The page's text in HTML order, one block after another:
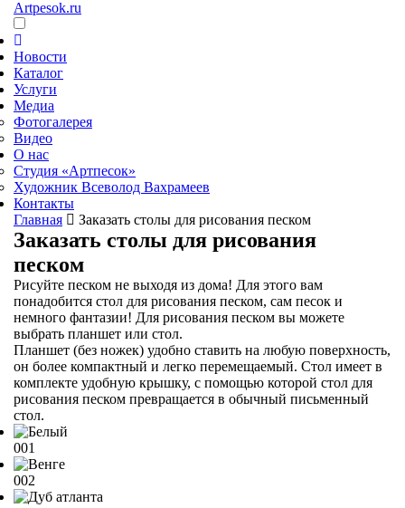
Artpesok.ru
Новости
Каталог
Услуги
Медиа
Фотогалерея
Видео
О нас
Студия «Артпесок»
Художник Всеволод Вахрамеев
Контакты
Главная
Заказать столы для рисования песком
Заказать столы для рисования
песком
Рисуйте песком не выходя из дома! Для этого вам
понадобится стол для рисования песком, сам песок и
немного фантазии! Для рисования песком вы можете
выбрать планшет или стол.
Планшет (без ножек) удобно ставить на любую поверхность,
он более компактный и легко перемещаемый. Стол имеет в
комплекте удобную крышку, с помощью которой стол для
рисования песком превращается в обычный письменный
стол.
001
002